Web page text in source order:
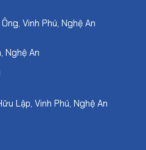
Vinh Phú, Nghệ An
Nghệ An
Lập, Vinh Phú, Nghệ An